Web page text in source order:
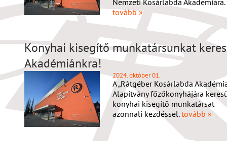
tovább »
Konyhai kisegítő munkatársunkat
Akadémiánkra!
2024. október 01.
A „Rátgéber Kosárlabda
Alapítvány főzőkonyhájára
konyhai kisegítő munkatársat
azonnali kezdéssel.tovább »